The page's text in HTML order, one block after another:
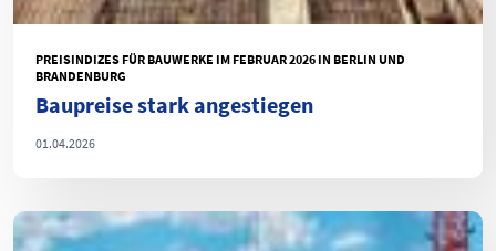
PREISINDIZES FÜR BAUWERKE IM FEBRUAR 2026 IN BERLIN UND
BRANDENBURG
Baupreise stark angestiegen
01.04.2026